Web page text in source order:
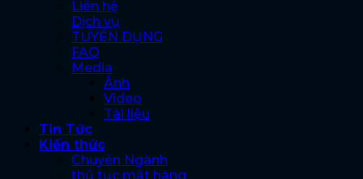
Liên hệ
Dịch vụ
TUYỂN DỤNG
FAQ
Media
Ảnh
Video
Tài liệu
Tin Tức
Kiến thức
Chuyên Ngành
thủ tục mặt hàng